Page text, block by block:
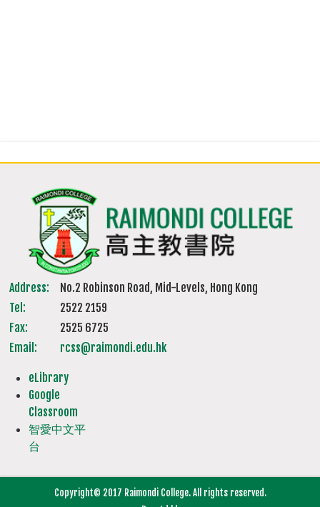
Address:
No.2 Robinson Road, Mid-Levels, Hong Kong
Tel:
2522 2159
Fax:
2525 6725
Email:
rcss@raimondi.edu.hk
eLibrary
Google
Classroom
智愛中文平
台
Copyright© 2017 Raimondi College. All rights reserved.